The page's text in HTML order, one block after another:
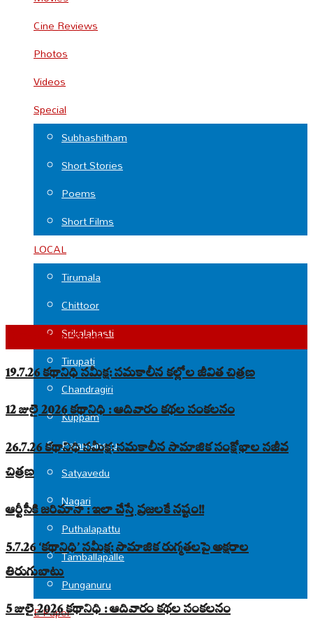
Cine Reviews
Photos
Videos
Special
Subhashitham
Short Stories
Poems
Short Films
LOCAL
Tirumala
Chittoor
Srikalahasti
Tirupati
Chandragiri
Kuppam
Palamaneru
Satyavedu
Nagari
Puthalapattu
Tamballapalle
Punganuru
E-Paper
Top Read Stories
19.7.26 కథానిధి సమీక్ష: సమకాలీన కల్లోల జీవిత చిత్రణ
12 జులై 2026 కథానిధి : ఆదివారం కథల సంకలనం
26.7.26 కథానిధి సమీక్ష: సమకాలీన సామాజిక సంక్షోభాల సజీవ
చిత్రణ
ఆర్టీసీకి జరిమానా : ఇలా చేస్తే ప్రజలకే నష్టం!!
5.7.26 ‘కథానిధి’ సమీక్ష: సామాజిక రుగ్మతలపై అక్షరాల
తిరుగుబాటు
5 జులై 2026 కథానిధి : ఆదివారం కథల సంకలనం